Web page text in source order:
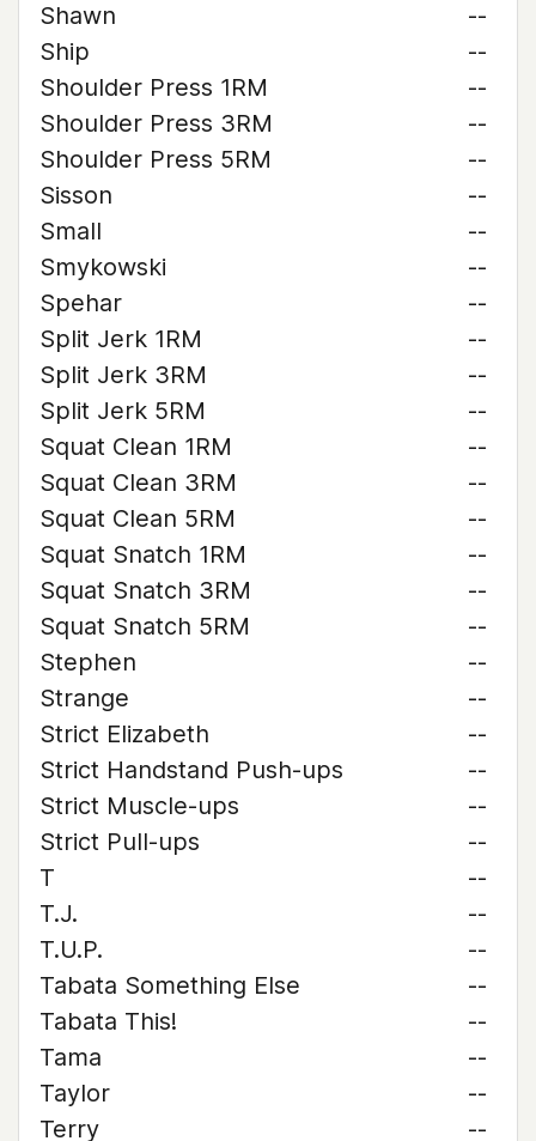
Shawn
--
Ship
--
Shoulder Press 1RM
--
Shoulder Press 3RM
--
Shoulder Press 5RM
--
Sisson
--
Small
--
Smykowski
--
Spehar
--
Split Jerk 1RM
--
Split Jerk 3RM
--
Split Jerk 5RM
--
Squat Clean 1RM
--
Squat Clean 3RM
--
Squat Clean 5RM
--
Squat Snatch 1RM
--
Squat Snatch 3RM
--
Squat Snatch 5RM
--
Stephen
--
Strange
--
Strict Elizabeth
--
Strict Handstand Push-ups
--
Strict Muscle-ups
--
Strict Pull-ups
--
T
--
T.J.
--
T.U.P.
--
Tabata Something Else
--
Tabata This!
--
Tama
--
Taylor
--
Terry
--